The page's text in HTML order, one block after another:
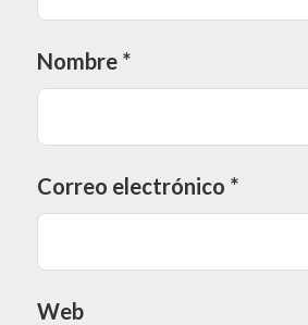
Nombre *
Correo electrónico *
Web